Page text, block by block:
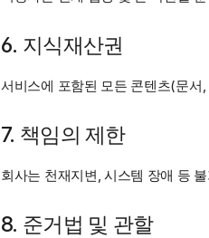
6. 지식재산권
서비스에 포함된 모든 콘텐츠(문서
7. 책임의 제한
회사는 천재지변, 시스템 장애 등
8. 준거법 및 관할